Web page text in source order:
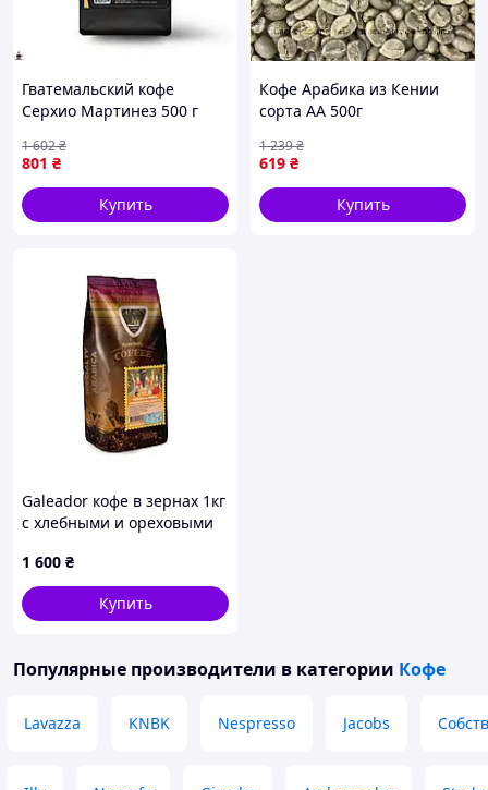
основную производственную линию.
Собственное производство
поколения
голландского
производства.
Точный контрольтемпературы и
профиля обжарки обеспечивается
обеспечением, позволяющим
Гватемальский кофе
Серхио Мартинез 500 г
для истинных гурманов
801 ₴
1 602₴
Купить
Кофе Арабика из Кении
сорта AA 500г
истинных ценителей кофе
619 ₴
1 239₴
Купить
Galeador кофе в зернах 1кг
с хлебными и ореховыми
1 600 ₴
Купить
Популярные производители в категории Кофе
Lavazza KNBK Nespresso Jacobs